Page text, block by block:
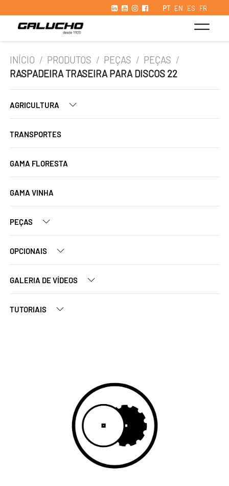
PT EN ES FR
INÍCIO / PRODUTOS / PEÇAS / PEÇAS /
RASPADEIRA TRASEIRA PARA DISCOS 22
AGRICULTURA
TRANSPORTES
GAMA FLORESTA
GAMA VINHA
PEÇAS
OPCIONAIS
GALERIA DE VÍDEOS
TUTORIAIS